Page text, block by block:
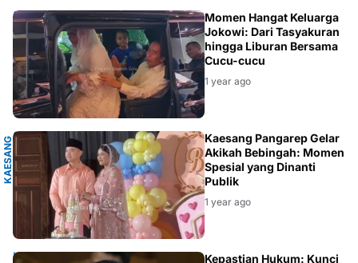
SELEBRITIS
Momen Hangat Keluarga
Jokowi: Dari Tasyakuran
hingga Liburan Bersama
Cucu-cucu
1 year ago
K
A
E
S
A
N
G
P
A
N
G
A
R
EP
Kaesang Pangarep Gelar
Akikah Bebingah: Momen
Spesial yang Dinanti
Publik
1 year ago
Kepastian Hukum: Kunci